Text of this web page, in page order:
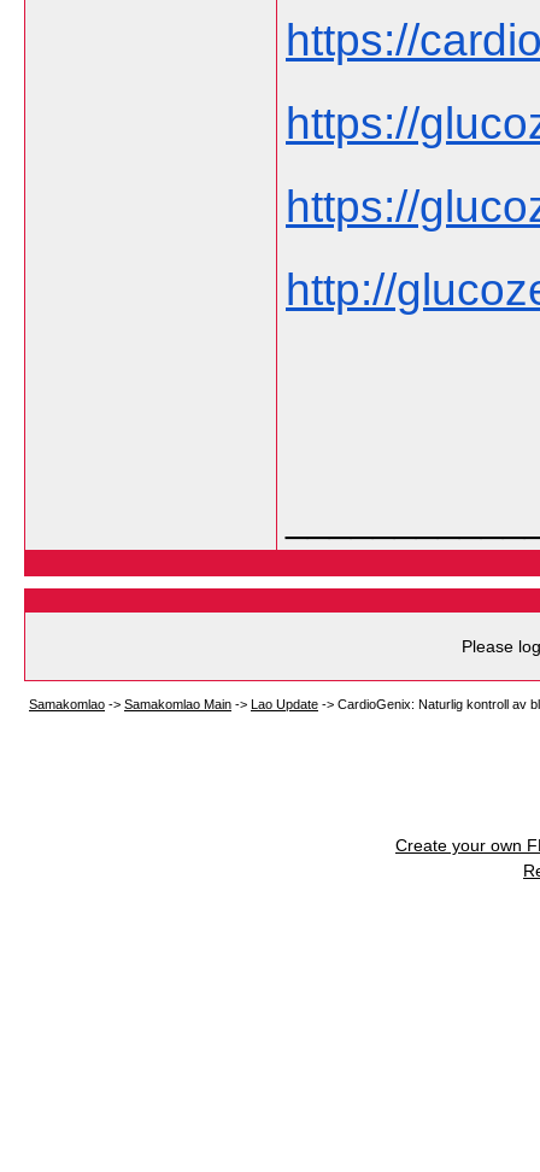
https://
https://
https://
http://
Please
Samakomlao -> Samakomlao Main -> Lao Update -> CardioGenix: Naturlig kontroll av
Create your own